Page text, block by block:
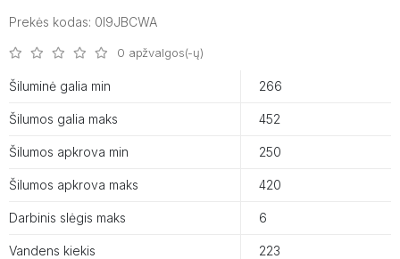
Prekės kodas: 0I9JBCWA
0 apžvalgos(-ų)
Šiluminė galia min 266
Šilumos galia maks 452
Šilumos apkrova min 250
Šilumos apkrova maks 420
Darbinis slėgis maks 6
Vandens kiekis 223